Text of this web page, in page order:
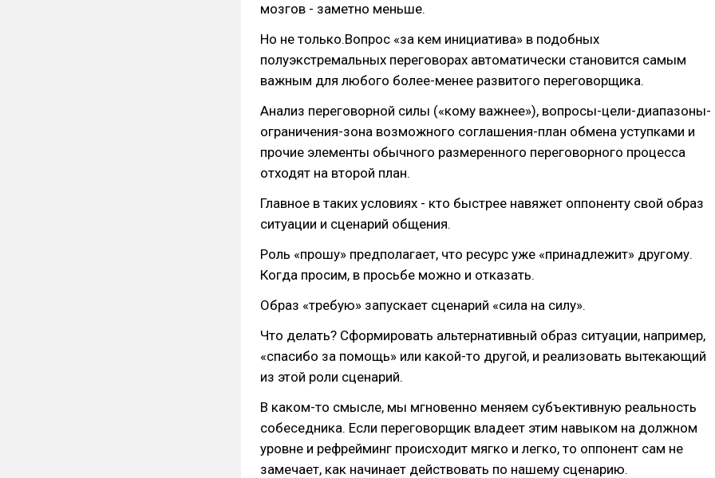
мозгов - заметно меньше.
Но не только.Вопрос «за кем инициатива» в подобных
полуэкстремальных переговорах автоматически становится самым
важным для любого более-менее развитого переговорщика.
Анализ переговорной силы («кому важнее»), вопросы-цели-диапазоны-
ограничения-зона возможного соглашения-план обмена уступками и
прочие элементы обычного размеренного переговорного процесса
отходят на второй план.
Главное в таких условиях - кто быстрее навяжет оппоненту свой образ
ситуации и сценарий общения.
Роль «прошу» предполагает, что ресурс уже «принадлежит» другому.
Когда просим, в просьбе можно и отказать.
Образ «требую» запускает сценарий «сила на силу».
Что делать? Сформировать альтернативный образ ситуации, например,
«спасибо за помощь» или какой-то другой, и реализовать вытекающий
из этой роли сценарий.
В каком-то смысле, мы мгновенно меняем субъективную реальность
собеседника. Если переговорщик владеет этим навыком на должном
уровне и рефрейминг происходит мягко и легко, то оппонент сам не
замечает, как начинает действовать по нашему сценарию.